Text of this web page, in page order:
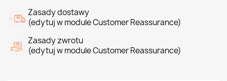
Zasady dostawy
(edytuj w module Customer Reassurance)
Zasady zwrotu
(edytuj w module Customer Reassurance)